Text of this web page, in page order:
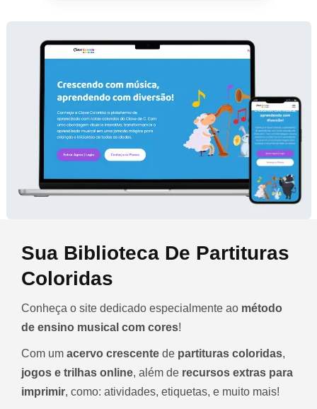
Sua Biblioteca De Partituras
Coloridas
Conheça o site dedicado especialmente ao método
de ensino musical com cores!
Com um acervo crescente de partituras coloridas,
jogos e trilhas online, além de recursos extras para
imprimir, como: atividades, etiquetas, e muito mais!